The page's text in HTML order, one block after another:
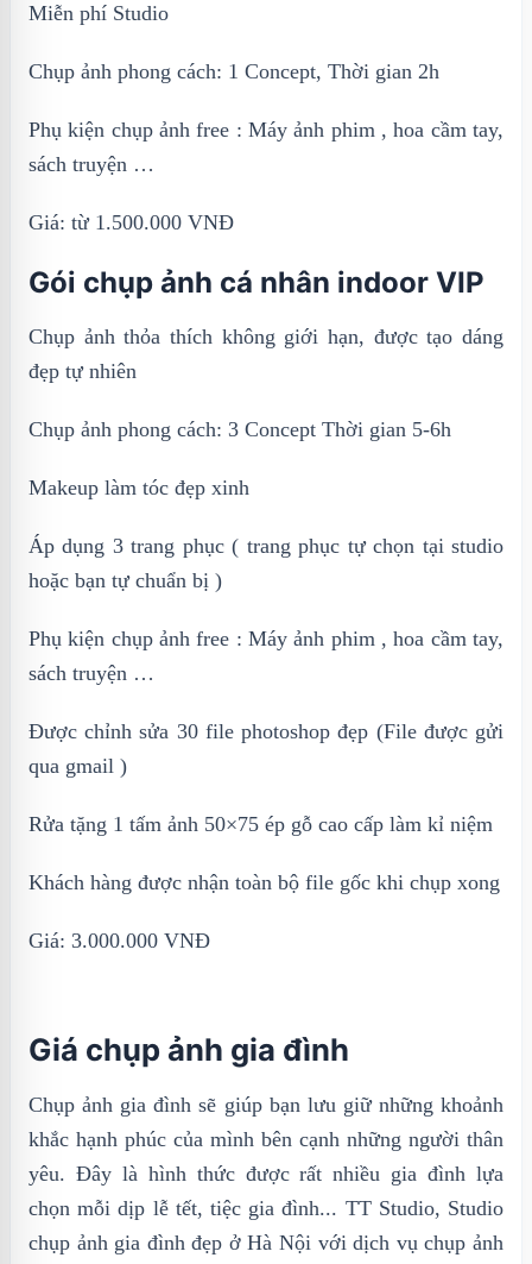
Miễn phí Studio
Chụp ảnh phong cách: 1 Concept, Thời gian 2h
Phụ kiện chụp ảnh free : Máy ảnh phim , hoa cầm tay,
sách truyện …
Giá: từ 1.500.000 VNĐ
Gói chụp ảnh cá nhân indoor VIP
Chụp ảnh thỏa thích không giới hạn, được tạo dáng
đẹp tự nhiên
Chụp ảnh phong cách: 3 Concept Thời gian 5-6h
Makeup làm tóc đẹp xinh
Áp dụng 3 trang phục ( trang phục tự chọn tại studio
hoặc bạn tự chuẩn bị )
Phụ kiện chụp ảnh free : Máy ảnh phim , hoa cầm tay,
sách truyện …
Được chỉnh sửa 30 file photoshop đẹp (File được gửi
qua gmail )
Rửa tặng 1 tấm ảnh 50×75 ép gỗ cao cấp làm kỉ niệm
Khách hàng được nhận toàn bộ file gốc khi chụp xong
Giá: 3.000.000 VNĐ
Giá chụp ảnh gia đình
Chụp ảnh gia đình sẽ giúp bạn lưu giữ những khoảnh
khắc hạnh phúc của mình bên cạnh những người thân
yêu. Đây là hình thức được rất nhiều gia đình lựa
chọn mỗi dịp lễ tết, tiệc gia đình... TT Studio, Studio
chụp ảnh gia đình đẹp ở Hà Nội với dịch vụ chụp ảnh